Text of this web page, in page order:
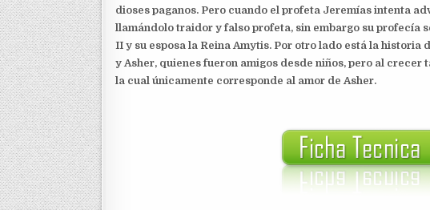
dioses paganos. Pero cuando el profeta Jeremías intenta
llamándolo traidor y falso profeta, sin embargo su profecía
II y su esposa la Reina Amytis. Por otro lado está la historia
y Asher, quienes fueron amigos desde niños, pero al crecer
la cual únicamente corresponde al amor de Asher.